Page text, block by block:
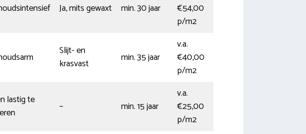
Ja, mits gewaxt min. 30 jaar
€54,00
p/m2
Slijt- en
krasvast
min. 35 jaar
v.a.
€40,00
p/m2
lastig te
– min. 15 jaar
v.a.
€25,00
p/m2